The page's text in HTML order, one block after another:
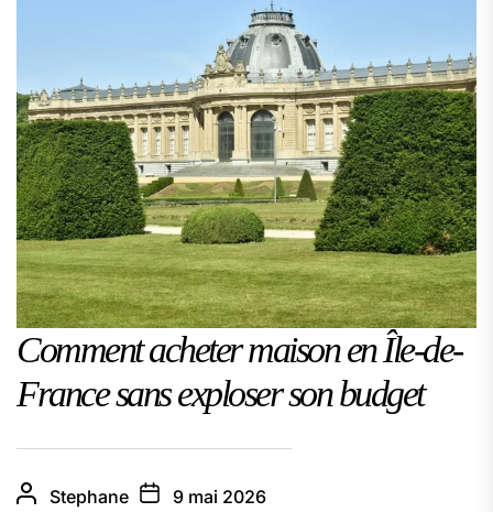
Comment acheter maison en Île-de-
France sans exploser son budget
Stephane 9 mai 2026